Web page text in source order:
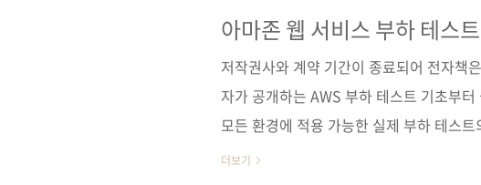
와 체계를 잡기에 적합하도록 엄청난 양의
제 지식의 도화선..
아마존 웹 서비스 부하 테스
저작권사와 계약 기간이 종료되어 전자책
자가 공개하는 AWS 부하 테스트 기초부
모든 환경에 적용 가능한 실제 부하 테스
[교보문고] [도서11번가] [알라딘] [예스이
더보기